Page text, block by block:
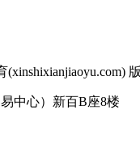
(xinshixianjiaoyu.com)
中心）新百B座8楼